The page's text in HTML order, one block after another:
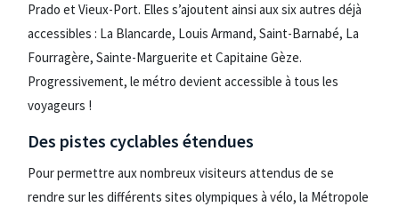
Prado et Vieux-Port. Elles s’ajoutent ainsi aux six autres déjà
accessibles : La Blancarde, Louis Armand, Saint-Barnabé, La
Fourragère, Sainte-Marguerite et Capitaine Gèze.
Progressivement, le métro devient accessible à tous les
voyageurs !
Des pistes cyclables étendues
Pour permettre aux nombreux visiteurs attendus de se
rendre sur les différents sites olympiques à vélo, la Métropole